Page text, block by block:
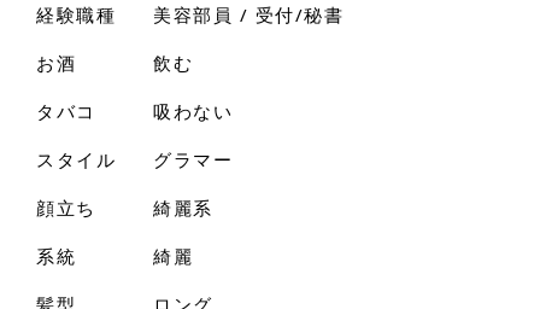
経験職種
美容部員 / 受付/秘書
お酒
飲む
タバコ
吸わない
スタイル
グラマー
顔立ち
綺麗系
系統
綺麗
髪型
ロング